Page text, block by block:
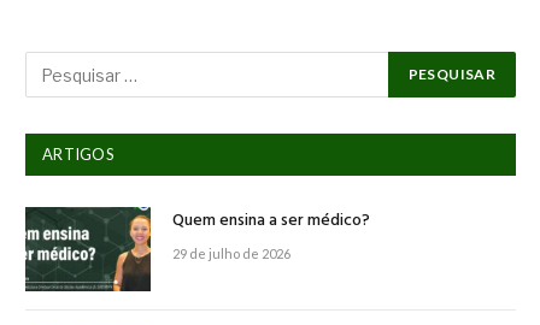
ARTIGOS
Quem ensina a ser médico?
29 de julho de 2026